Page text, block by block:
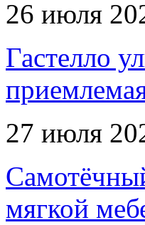
26 июля
Гастелло
27 июля
мягкой